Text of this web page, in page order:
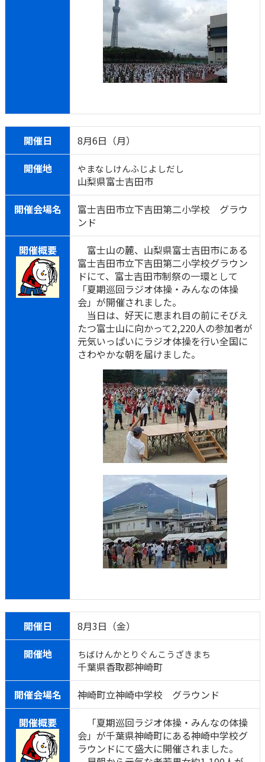
開催日
8月6日（月）
開催地
やまなしけんふじよしだし
山梨県富士吉田市
開催会場名
富士吉田市立下吉田第二小学校 グラウ
ンド
開催概要
富士山の麓、山梨県富士吉田市にある
富士吉田市立下吉田第二小学校グラウン
ドにて、富士吉田市制祭の一環として
「夏期巡回ラジオ体操・みんなの体操
会」が開催されました。
当日は、好天に恵まれ目の前にそびえ
たつ富士山に向かって2,220人の参加者が
元気いっぱいにラジオ体操を行い全国に
さわやかな朝を届けました。
開催日
8月3日（金）
開催地
ちばけんかとりぐんこうざきまち
千葉県香取郡神崎町
開催会場名
神崎町立神崎中学校 グラウンド
開催概要
「夏期巡回ラジオ体操・みんなの体操
会」が千葉県神崎町にある神崎中学校グ
ラウンドにて盛大に開催されました。